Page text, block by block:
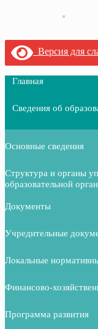
Версия для
Главная
Сведения об
Основные сведения
Структура и органы
образовательной
Документы
Учредительные
Локальные
Финансово-
Программа развития